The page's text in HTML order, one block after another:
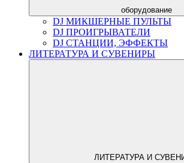
оборудование
DJ МИКШЕРНЫЕ ПУЛЬТЫ
DJ ПРОИГРЫВАТЕЛИ
DJ СТАНЦИИ, ЭФФЕКТЫ
ЛИТЕРАТУРА И СУВЕНИРЫ
ЛИТЕРАТУРА И